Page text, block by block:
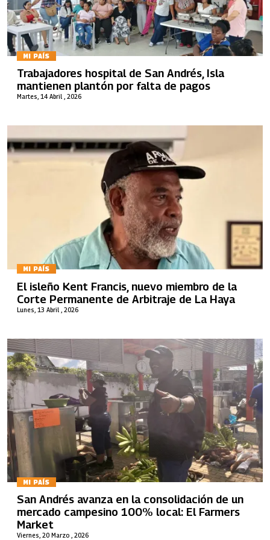
MI PAÍS
Martes, 14 Abril , 2026
Trabajadores hospital de San Andrés, Isla
mantienen plantón por falta de pagos
MI PAÍS
Lunes, 13 Abril , 2026
El isleño Kent Francis, nuevo miembro de la
Corte Permanente de Arbitraje de La Haya
MI PAÍS
Viernes, 20 Marzo , 2026
San Andrés avanza en la consolidación de un
mercado campesino 100% local: El Farmers
Market